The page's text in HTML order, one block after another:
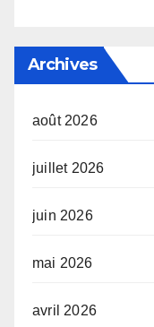
Archives
août 2026
juillet 2026
juin 2026
mai 2026
avril 2026